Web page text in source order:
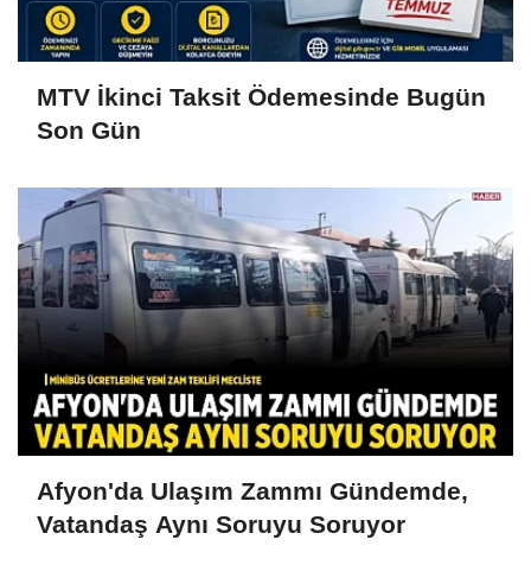
MTV İkinci Taksit Ödemesinde Bugün
Son Gün
Afyon'da Ulaşım Zammı Gündemde,
Vatandaş Aynı Soruyu Soruyor